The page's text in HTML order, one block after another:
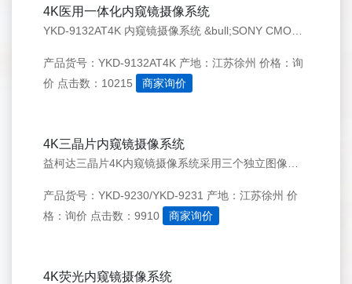
4K医用一体化内窥镜摄像系统
产品货号：YKD-9132AT4K 产地：江苏徐州 价格：询
价 点击数：10215 商家询价
4K三晶片内窥镜摄像系统
产品货号：YKD-9230/YKD-9231 产地：江苏徐州 价
格：询价 点击数：9910 商家询价
4K荧光内窥镜摄像系统